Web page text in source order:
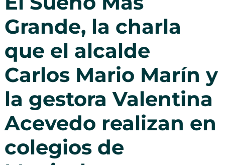
Grande, la charla
que el alcalde
Carlos Mario Marín y
la gestora Valentina
Acevedo realizan en
colegios de